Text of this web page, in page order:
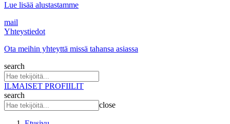
Lue lisää alustastamme
mail
Yhteystiedot
Ota meihin yhteyttä missä tahansa asiassa
search
ILMAISET PROFIILIT
search
close